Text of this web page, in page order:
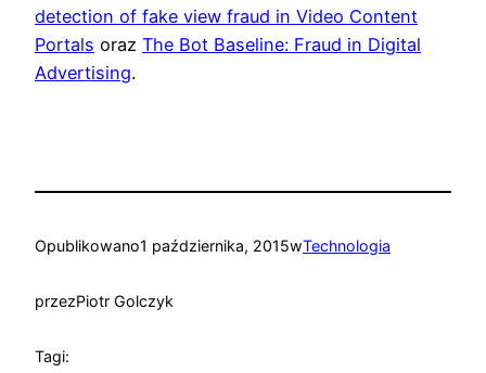
detection of fake view fraud in Video Content
Portals oraz The Bot Baseline: Fraud in Digital
Advertising.
Opublikowano1 października, 2015wTechnologia
przezPiotr Golczyk
Tagi: